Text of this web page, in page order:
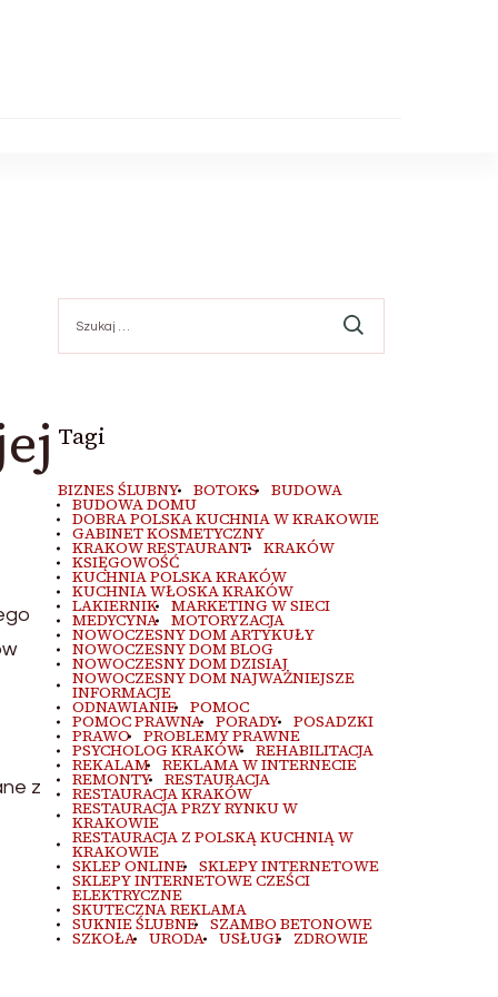
z
Tagi
BIZNES ŚLUBNY BOTOKS BUDOWA
BUDOWA DOMU
DOBRA POLSKA KUCHNIA W KRAKOWIE
GABINET KOSMETYCZNY
KRAKOW RESTAURANT KRAKÓW
KSIĘGOWOŚĆ
KUCHNIA POLSKA KRAKÓW
KUCHNIA WŁOSKA KRAKÓW
LAKIERNIK MARKETING W SIECI
MEDYCYNA MOTORYZACJA
NOWOCZESNY DOM ARTYKUŁY
NOWOCZESNY DOM BLOG
NOWOCZESNY DOM DZISIAJ
NOWOCZESNY DOM NAJWAŻNIEJSZE
INFORMACJE
ODNAWIANIE POMOC
POMOC PRAWNA PORADY POSADZKI
PRAWO PROBLEMY PRAWNE
PSYCHOLOG KRAKÓW REHABILITACJA
REKALAM REKLAMA W INTERNECIE
REMONTY RESTAURACJA
RESTAURACJA KRAKÓW
RESTAURACJA PRZY RYNKU W
KRAKOWIE
RESTAURACJA Z POLSKĄ KUCHNIĄ W
KRAKOWIE
SKLEP ONLINE SKLEPY INTERNETOWE
SKLEPY INTERNETOWE CZEŚCI
ELEKTRYCZNE
SKUTECZNA REKLAMA
SUKNIE ŚLUBNE SZAMBO BETONOWE
SZKOŁA URODA USŁUGI ZDROWIE